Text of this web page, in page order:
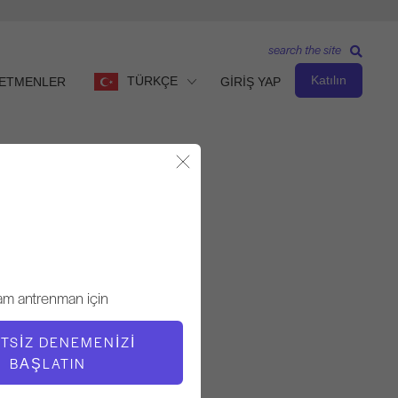
TÜRKÇE GİRİŞ YAP Katılın
search the site
antrenman için
DENEMENIZI
BAŞLATIN
ÖĞRETMEN
Lori Coleman-Brown
EGZERSIZ TEMPOSU